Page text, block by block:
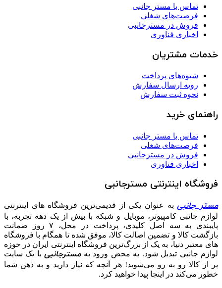
تماس با مستر جانبی
فرصت‌های شغلی
فروش در مسترجانبی
اخباری فناوری
خدمات مشتریان
شیوه‌های پرداخت
رویه ارسال سفارش
نحوه ثبت سفارش
راهنمای خرید
تماس با مستر جانبی
فرصت‌های شغلی
فروش در مسترجانبی
اخباری فناوری
فروشگاه اینترنتی مسترجانبی
مستر جانبی به عنوان یکی از قدیمی‌ترین فروشگاه های اینترنتی
لوازم جانبی کامپیوتر، موبایل و شبکه با بیش از یک دهه تجربه، با
پایبندی به سه اصل کلیدی، پرداخت در محل، ۷ روز ضمانت
بازگشت کالا و تضمین اصالت کالا، موفق شده تا همگام با فروشگاه‌
های معتبر دنیا، به یک از بزرگ‌ترین فروشگاه اینترنتی ایران در حوزه
لوازم جانبی تبدیل شود. به محض ورود بهمسترجانبی با یک سایت
پر از کالا رو به رو می‌شوید! هر آنچه که نیاز دارید و به ذهن شما
خطور می‌کند در اینجا پیدا خواهید کرد.